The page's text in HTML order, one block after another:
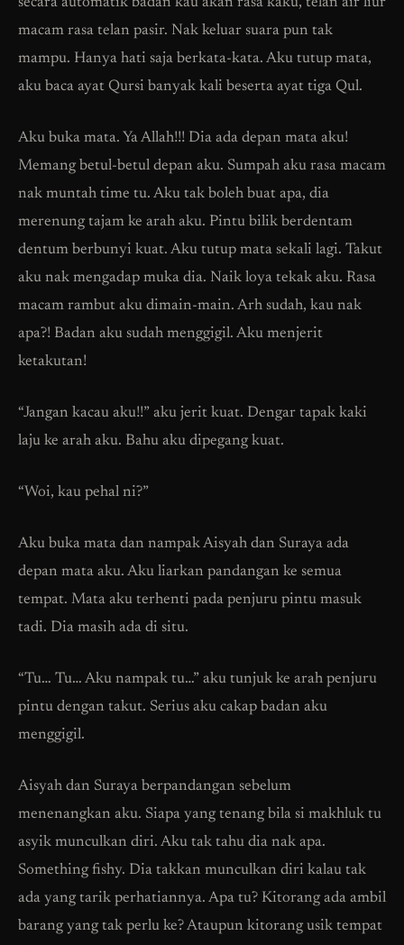
macam rasa telan pasir. Nak keluar suara pun tak
mampu. Hanya hati saja berkata-kata. Aku tutup mata,
aku baca ayat Qursi banyak kali beserta ayat tiga Qul.
Aku buka mata. Ya Allah!!! Dia ada depan mata aku!
Memang betul-betul depan aku. Sumpah aku rasa macam
nak muntah time tu. Aku tak boleh buat apa, dia
merenung tajam ke arah aku. Pintu bilik berdentam
dentum berbunyi kuat. Aku tutup mata sekali lagi. Takut
aku nak mengadap muka dia. Naik loya tekak aku. Rasa
macam rambut aku dimain-main. Arh sudah, kau nak
apa?! Badan aku sudah menggigil. Aku menjerit
ketakutan!
“Jangan kacau aku!!” aku jerit kuat. Dengar tapak kaki
laju ke arah aku. Bahu aku dipegang kuat.
“Woi, kau pehal ni?”
Aku buka mata dan nampak Aisyah dan Suraya ada
depan mata aku. Aku liarkan pandangan ke semua
tempat. Mata aku terhenti pada penjuru pintu masuk
tadi. Dia masih ada di situ.
“Tu… Tu… Aku nampak tu…” aku tunjuk ke arah penjuru
pintu dengan takut. Serius aku cakap badan aku
menggigil.
Aisyah dan Suraya berpandangan sebelum
menenangkan aku. Siapa yang tenang bila si makhluk tu
asyik munculkan diri. Aku tak tahu dia nak apa.
Something fishy. Dia takkan munculkan diri kalau tak
ada yang tarik perhatiannya. Apa tu? Kitorang ada ambil
barang yang tak perlu ke? Ataupun kitorang usik tempat